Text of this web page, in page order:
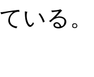
いる